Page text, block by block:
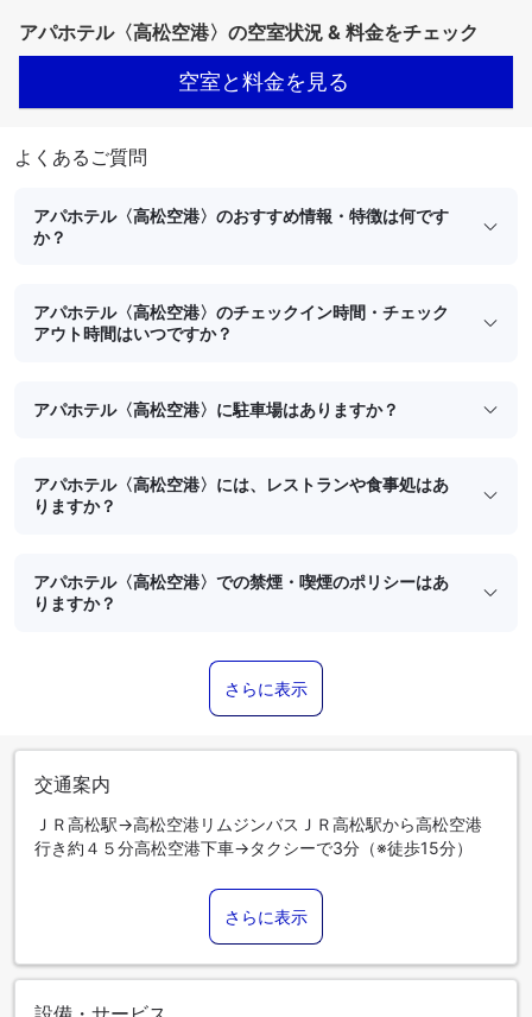
アパホテル〈高松空港〉の空室状況 & 料金をチェック
空室と料金を見る
よくあるご質問
アパホテル〈高松空港〉のおすすめ情報・特徴は何です
か？
アパホテル〈高松空港〉のチェックイン時間・チェック
アウト時間はいつですか？
アパホテル〈高松空港〉に駐車場はありますか？
アパホテル〈高松空港〉には、レストランや食事処はあ
りますか？
アパホテル〈高松空港〉での禁煙・喫煙のポリシーはあ
りますか？
さらに表示
交通案内
ＪＲ高松駅→高松空港リムジンバスＪＲ高松駅から高松空港
行き約４５分高松空港下車→タクシーで3分（※徒歩15分）
さらに表示